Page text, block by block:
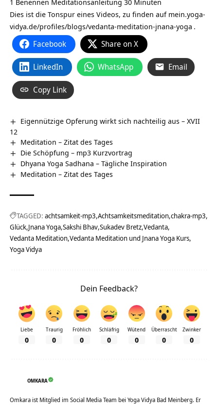
Dies ist die Tonspur eines Videos, zu finden auf mein.yoga-
vidya.de/profiles/blogs/vedanta-meditation-jnana-yoga .
Facebook Share on X
LinkedIn WhatsApp Email
Copy Link
Eigennützige Opferung wirkt sich nachteilig aus – XVII
12
Meditation – Zitat des Tages
Die Schöpfung – mp3 Kurzvortrag
Dhyana Yoga Sadhana – Tägliche Inspiration
Meditation – Zitat des Tages
TAGGED: achtsamkeit-mp3 Achtsamkeitsmeditation chakra-mp3
Glück Jnana Yoga Sakshi Bhav Sukadev Bretz Vedanta
Vedanta Meditation Vedanta Meditation und Jnana Yoga Kurs
Yoga Vidya
Dein Feedback?
Liebe
0
Traurig
0
Fröhlich
0
Schläfrig
0
Wütend
0
Überrascht
0
Zwinker
0
OMKARA
Omkara ist Mitglied im Social Media Team bei Yoga Vidya Bad Meinberg. Er